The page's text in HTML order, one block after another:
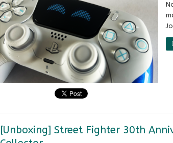
[Unboxing] Street Fighter 30th